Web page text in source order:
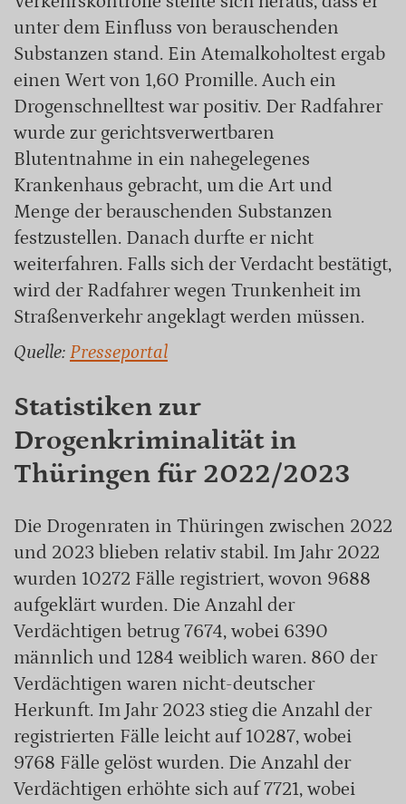
unter dem Einfluss von berauschenden
Substanzen stand. Ein Atemalkoholtest ergab
einen Wert von 1,60 Promille. Auch ein
Drogenschnelltest war positiv. Der Radfahrer
wurde zur gerichtsverwertbaren
Blutentnahme in ein nahegelegenes
Krankenhaus gebracht, um die Art und
Menge der berauschenden Substanzen
festzustellen. Danach durfte er nicht
weiterfahren. Falls sich der Verdacht bestätigt,
wird der Radfahrer wegen Trunkenheit im
Straßenverkehr angeklagt werden müssen.
Quelle: Presseportal
Statistiken zur
Drogenkriminalität in
Thüringen für 2022/2023
Die Drogenraten in Thüringen zwischen 2022
und 2023 blieben relativ stabil. Im Jahr 2022
wurden 10272 Fälle registriert, wovon 9688
aufgeklärt wurden. Die Anzahl der
Verdächtigen betrug 7674, wobei 6390
männlich und 1284 weiblich waren. 860 der
Verdächtigen waren nicht-deutscher
Herkunft. Im Jahr 2023 stieg die Anzahl der
registrierten Fälle leicht auf 10287, wobei
9768 Fälle gelöst wurden. Die Anzahl der
Verdächtigen erhöhte sich auf 7721, wobei